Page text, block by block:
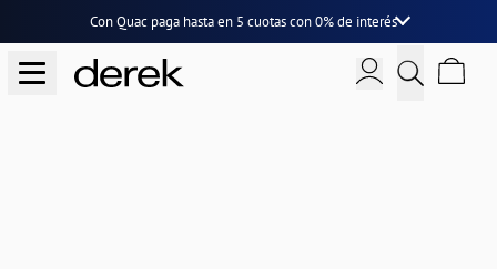
Con Quac paga hasta en 5 cuotascon0% de interés